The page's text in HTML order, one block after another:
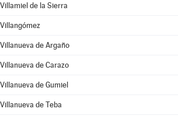
Villamiel de la Sierra
Villangómez
Villanueva de Argaño
Villanueva de Carazo
Villanueva de Gumiel
Villanueva de Teba